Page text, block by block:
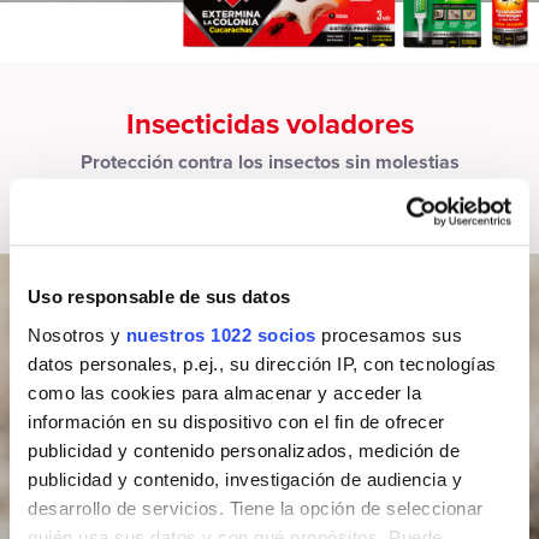
Uso responsable de sus datos
Nosotros y nuestros 1022 socios procesamos sus
datos personales, p.ej., su dirección IP, con tecnologías
como las cookies para almacenar y acceder la
información en su dispositivo con el fin de ofrecer
publicidad y contenido personalizados, medición de
publicidad y contenido, investigación de audiencia y
desarrollo de servicios. Tiene la opción de seleccionar
Insecticidas voladores
Protección contra los insectos sin molestias
Mata los insectos voladores protegiendo tu hogar de la forma
más respetuosa para ti y para tu familia.